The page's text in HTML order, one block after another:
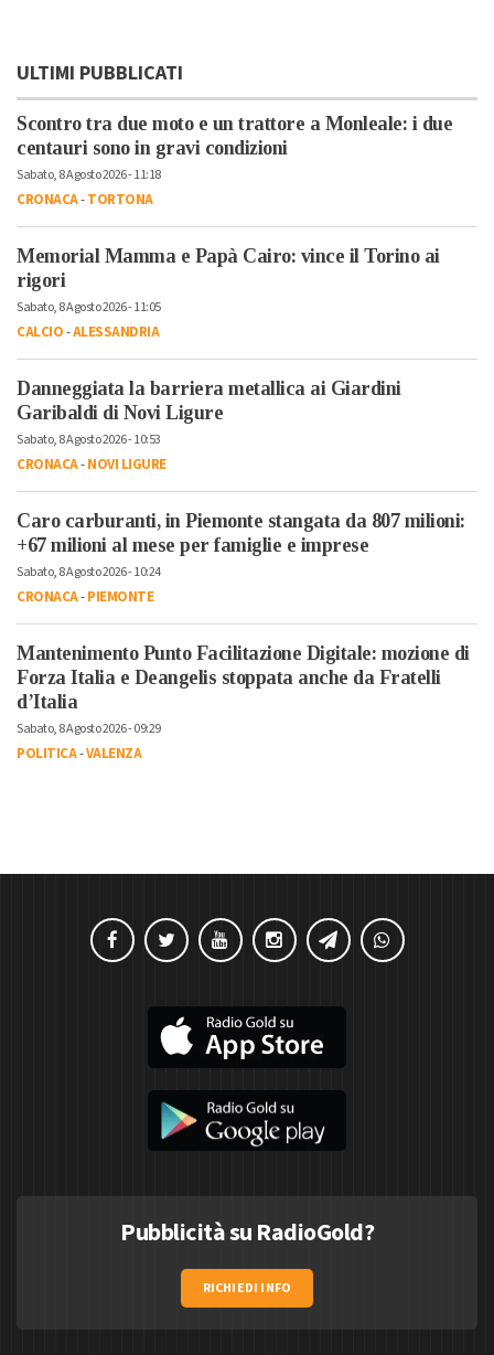
ULTIMI PUBBLICATI
Scontro tra due moto e un trattore a Monleale: i due
centauri sono in gravi condizioni
Sabato, 8 Agosto 2026 - 11:18
CRONACA-TORTONA
Memorial Mamma e Papà Cairo: vince il Torino ai
rigori
Sabato, 8 Agosto 2026 - 11:05
CALCIO-ALESSANDRIA
Danneggiata la barriera metallica ai Giardini
Garibaldi di Novi Ligure
Sabato, 8 Agosto 2026 - 10:53
CRONACA-NOVI LIGURE
Caro carburanti, in Piemonte stangata da 807 milioni:
+67 milioni al mese per famiglie e imprese
Sabato, 8 Agosto 2026 - 10:24
CRONACA-PIEMONTE
Mantenimento Punto Facilitazione Digitale: mozione di
Forza Italia e Deangelis stoppata anche da Fratelli
d’Italia
Sabato, 8 Agosto 2026 - 09:29
POLITICA-VALENZA
Pubblicità su RadioGold?
RICHIEDI INFO